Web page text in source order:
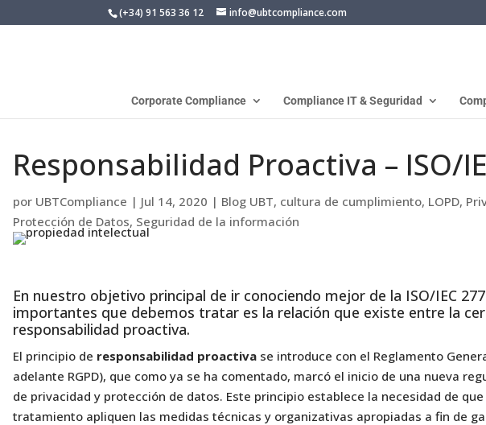
(+34) 91 563 36 12 info@ubtcompliance.com
Corporate Compliance Compliance IT & Seguridad
Responsabilidad Proactiva – ISO/
por UBTCompliance | Jul 14, 2020 | Blog UBT, cultura de cumplimiento, LOPD,
Protección de Datos, Seguridad de la información
En nuestro objetivo principal de ir conociendo mejor de la ISO/IEC
importantes que debemos tratar es la relación que existe entre la
responsabilidad proactiva.
El principio de responsabilidad proactiva se introduce con el Reglamento
adelante RGPD), que como ya se ha comentado, marcó el inicio de una nueva
de privacidad y protección de datos. Este principio establece la necesidad de
tratamiento apliquen las medidas técnicas y organizativas apropiadas a fin de